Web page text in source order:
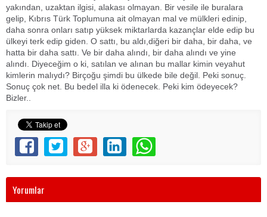
yakından, uzaktan ilgisi, alakası olmayan. Bir vesile ile buralara
gelip, Kıbrıs Türk Toplumuna ait olmayan mal ve mülkleri edinip,
daha sonra onları satıp yüksek miktarlarda kazançlar elde edip bu
ülkeyi terk edip giden. O sattı, bu aldı,diğeri bir daha, bir daha, ve
hatta bir daha sattı. Ve bir daha alındı, bir daha alındı ve yine
alındı. Diyeceğim o ki, satılan ve alınan bu mallar kimin veyahut
kimlerin malıydı? Birçoğu şimdi bu ülkede bile değil. Peki sonuç.
Sonuç çok net. Bu bedel illa ki ödenecek. Peki kim ödeyecek?
Bizler..
Yorumlar